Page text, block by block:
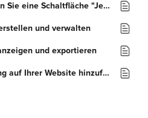
Deliverect Direct: Aktivieren Sie eine Schaltfläche "Jetzt kaufen" in einem Facebook-Shop
und verwalten
und exportieren
Deliverect Direct: Bestellung auf Ihrer Website hinzufügen